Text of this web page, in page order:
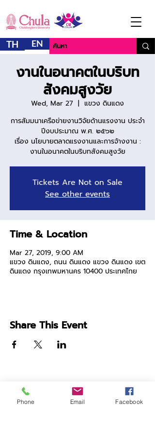
TH EN
งานในอนาคตในบริบท
สังคมสูงวัย
Wed, Mar 27
  |
แขวง ดินแดง
การสัมมนาเครือข่ายงานวิจัยด้านแรงงาน ประจำ
ปีงบประมาณ พ.ศ. ๒๕๖๒
เรื่อง นโยบายตลาดแรงงานและการจ้างงาน :
งานในอนาคตในบริบทสังคมสูงวัย
Tickets Are Not on Sale
See other events
Time & Location
Mar 27, 2019, 9:00 AM
แขวง ดินแดง, ถนน ดินแดง แขวง ดินแดง เขต
ดินแดง กรุงเทพมหานคร 10400 ประเทศไทย
Share This Event
Phone Email Facebook